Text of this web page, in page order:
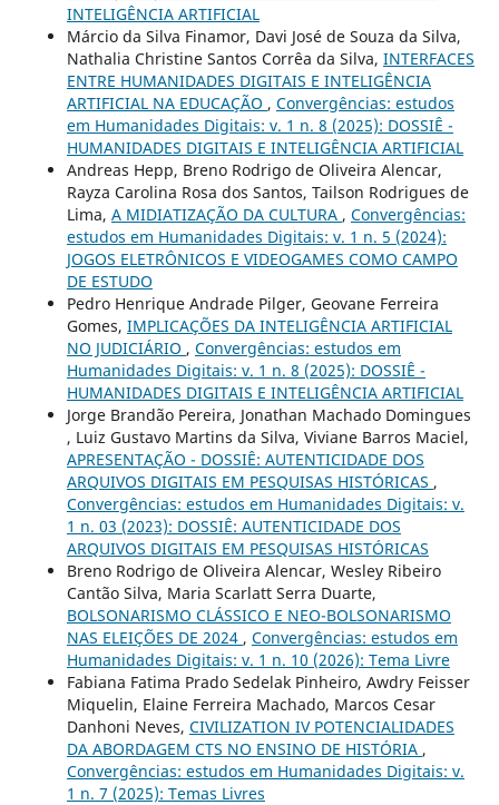
INTELIGÊNCIA ARTIFICIAL
Márcio da Silva Finamor, Davi José de Souza da Silva,
Nathalia Christine Santos Corrêa da Silva, INTERFACES
ENTRE HUMANIDADES DIGITAIS E INTELIGÊNCIA
ARTIFICIAL NA EDUCAÇÃO , Convergências: estudos
em Humanidades Digitais: v. 1 n. 8 (2025): DOSSIÊ -
HUMANIDADES DIGITAIS E INTELIGÊNCIA ARTIFICIAL
Andreas Hepp, Breno Rodrigo de Oliveira Alencar,
Rayza Carolina Rosa dos Santos, Tailson Rodrigues de
Lima, A MIDIATIZAÇÃO DA CULTURA , Convergências:
estudos em Humanidades Digitais: v. 1 n. 5 (2024):
JOGOS ELETRÔNICOS E VIDEOGAMES COMO CAMPO
DE ESTUDO
Pedro Henrique Andrade Pilger, Geovane Ferreira
Gomes, IMPLICAÇÕES DA INTELIGÊNCIA ARTIFICIAL
NO JUDICIÁRIO , Convergências: estudos em
Humanidades Digitais: v. 1 n. 8 (2025): DOSSIÊ -
HUMANIDADES DIGITAIS E INTELIGÊNCIA ARTIFICIAL
Jorge Brandão Pereira, Jonathan Machado Domingues
, Luiz Gustavo Martins da Silva, Viviane Barros Maciel,
APRESENTAÇÃO - DOSSIÊ: AUTENTICIDADE DOS
ARQUIVOS DIGITAIS EM PESQUISAS HISTÓRICAS ,
Convergências: estudos em Humanidades Digitais: v.
1 n. 03 (2023): DOSSIÊ: AUTENTICIDADE DOS
ARQUIVOS DIGITAIS EM PESQUISAS HISTÓRICAS
Breno Rodrigo de Oliveira Alencar, Wesley Ribeiro
Cantão Silva, Maria Scarlatt Serra Duarte,
BOLSONARISMO CLÁSSICO E NEO-BOLSONARISMO
NAS ELEIÇÕES DE 2024 , Convergências: estudos em
Humanidades Digitais: v. 1 n. 10 (2026): Tema Livre
Fabiana Fatima Prado Sedelak Pinheiro, Awdry Feisser
Miquelin, Elaine Ferreira Machado, Marcos Cesar
Danhoni Neves, CIVILIZATION IV POTENCIALIDADES
DA ABORDAGEM CTS NO ENSINO DE HISTÓRIA ,
Convergências: estudos em Humanidades Digitais: v.
1 n. 7 (2025): Temas Livres